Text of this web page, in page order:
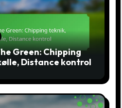
Green: Chipping
Distance kontrol